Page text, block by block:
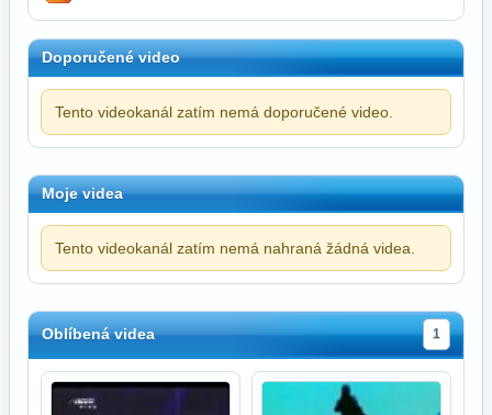
Doporučené video
Tento videokanál zatím nemá doporučené video.
Moje videa
Tento videokanál zatím nemá nahraná žádná videa.
Oblíbená videa 1